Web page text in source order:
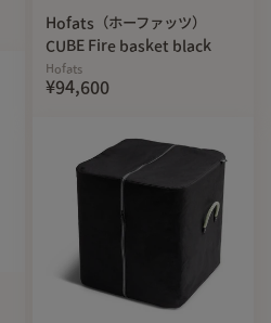
Hofats（ホーファッツ）
CUBE Fire basket black
Hofats
¥94,600